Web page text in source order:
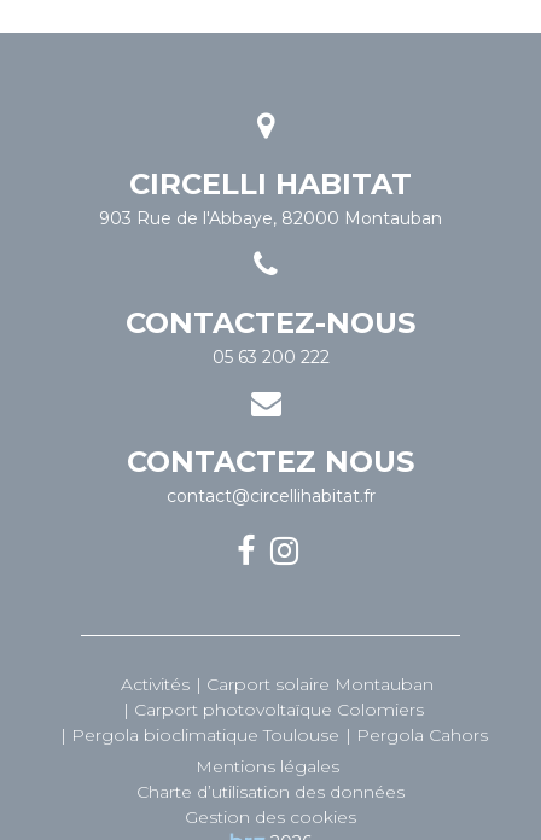
CIRCELLI HABITAT
903 Rue de l'Abbaye, 82000 Montauban
CONTACTEZ-NOUS
05 63 200 222
CONTACTEZ NOUS
contact@circellihabitat.fr
Activités
Carport solaire Montauban
Carport photovoltaïque Colomiers
Pergola bioclimatique Toulouse
Pergola Cahors
Mentions légales
Charte d’utilisation des données
Gestion des cookies